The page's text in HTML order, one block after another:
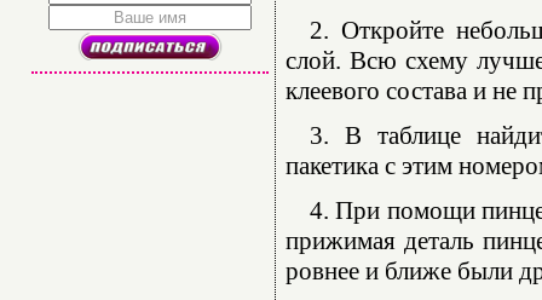
2. Откройте
слой. Всю схему
клеевого состава и не
3. В таблице
пакетика с этим
4. При помощи
прижимая деталь
ровнее и ближе были